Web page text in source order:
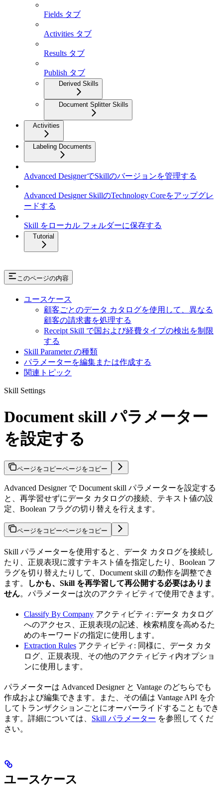
Fields タブ
Activities タブ
Results タブ
Publish タブ
Derived Skills
Document Splitter Skills
Activities
Labeling Documents
Advanced DesignerでSkillのバージョンを管理する
Advanced Designer SkillのTechnology Coreをアップグレ
ードする
Skill をローカル フォルダーに保存する
Tutorial
このページの内容
ユースケース
顧客ごとのデータ カタログを使用して、異なる
顧客の請求書を処理する
Receipt Skill で国および経費タイプの検出を制限
する
Skill Parameter の種類
パラメーターを編集または作成する
関連トピック
Skill Settings
Document skill パラメーター
を設定する
ページをコピーページをコピー
Advanced Designer で Document skill パラメーターを設定する
と、再学習せずにデータ カタログの接続、テキスト値の設
定、Boolean フラグの切り替えを行えます。
ページをコピーページをコピー
Skill パラメーターを使用すると、データ カタログを接続し
たり、正規表現に渡すテキスト値を指定したり、Boolean フ
ラグを切り替えたりして、Document skill の動作を調整でき
ます。
しかも、Skill を再学習して再公開する必要はありま
せん。パラメーターは次のアクティビティで使用できます。
Classify By Company アクティビティ: データ カタログ
へのアクセス、正規表現の記述、検索精度を高めるた
めのキーワードの指定に使用します。
Extraction Rules アクティビティ: 同様に、データ カタ
ログ、正規表現、その他のアクティビティ内オプショ
ンに使用します。
パラメーターは Advanced Designer と Vantage のどちらでも
作成および編集できます。また、その値は Vantage API を介
してトランザクションごとにオーバーライドすることもでき
ます。詳細については、 Skill パラメーター を参照してくだ
さい。
ユースケース